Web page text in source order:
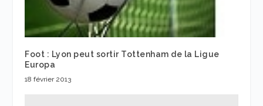
Foot : Lyon peut sortir Tottenham de la Ligue
Europa
18 février 2013